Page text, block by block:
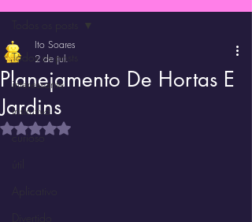
Todos os posts
interessante
Instrutivo
curioso
Planejamento De Hortas E
Jardins
Ito Soares
2 de jul.
Avaliado com NaN de 5 estrelas.